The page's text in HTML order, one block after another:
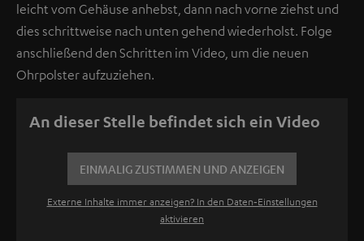
leicht vom Gehäuse anhebst, dann nach vorne ziehst und
dies schrittweise nach unten gehend wiederholst. Folge
anschließend den Schritten im Video, um die neuen
Ohrpolster aufzuziehen.
An dieser Stelle befindet sich ein Video
EINMALIG ZUSTIMMEN UND ANZEIGEN
Externe Inhalte immer anzeigen? In den Daten‑Einstellungen
aktivieren